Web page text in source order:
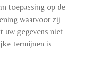
toepassing op de
waarvoor zij
uw gegevens niet
termijnen is